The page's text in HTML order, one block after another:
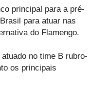
principal para a pré-
para atuar nas
do Flamengo.
no time B rubro-
os principais